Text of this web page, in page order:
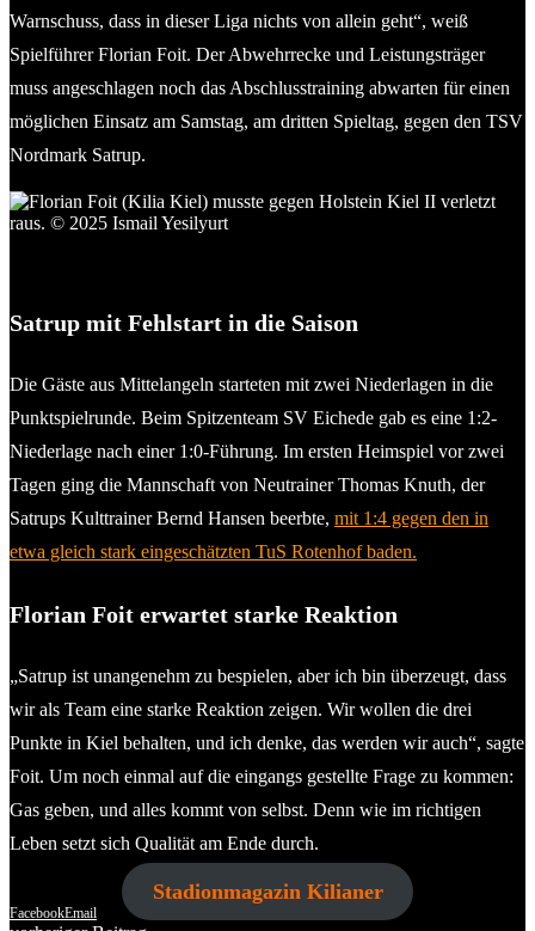
Warnschuss, dass in dieser Liga nichts von allein geht“, weiß
Spielführer Florian Foit. Der Abwehrrecke und Leistungsträger
muss angeschlagen noch das Abschlusstraining abwarten für einen
möglichen Einsatz am Samstag, am dritten Spieltag, gegen den TSV
Nordmark Satrup.
Satrup mit Fehlstart in die Saison
Die Gäste aus Mittelangeln starteten mit zwei Niederlagen in die
Punktspielrunde. Beim Spitzenteam SV Eichede gab es eine 1:2-
Niederlage nach einer 1:0-Führung. Im ersten Heimspiel vor zwei
Tagen ging die Mannschaft von Neutrainer Thomas Knuth, der
Satrups Kulttrainer Bernd Hansen beerbte, mit 1:4 gegen den in
etwa gleich stark eingeschätzten TuS Rotenhof baden.
Florian Foit erwartet starke Reaktion
„Satrup ist unangenehm zu bespielen, aber ich bin überzeugt, dass
wir als Team eine starke Reaktion zeigen. Wir wollen die drei
Punkte in Kiel behalten, und ich denke, das werden wir auch“, sagte
Foit. Um noch einmal auf die eingangs gestellte Frage zu kommen:
Gas geben, und alles kommt von selbst. Denn wie im richtigen
Leben setzt sich Qualität am Ende durch.
Stadionmagazin Kilianer
FacebookEmail